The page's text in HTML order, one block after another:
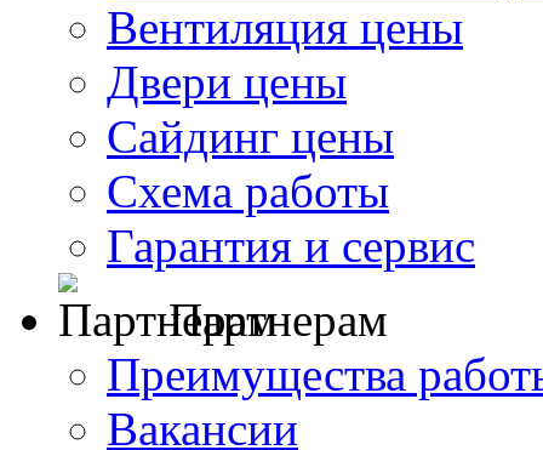
Вентиляция цены
Двери цены
Сайдинг цены
Схема работы
Гарантия и сервис
Партнерам
Преимущества
Вакансии